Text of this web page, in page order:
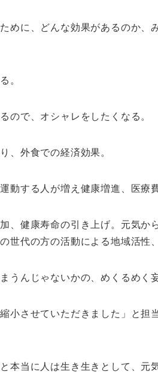
めに、どんな効果があるのか、
。
ので、オシャレをしたくなる。
、外食での経済効果。
動する人が増え健康増進、医療
、健康寿命の引き上げ。元気か
世代の方の活動による地域活性
うんじゃないかの、めくるめく
小させていただきました」と担
本当に人は生き生きとして、元